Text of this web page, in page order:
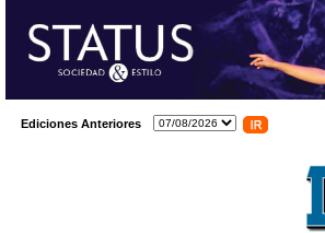
Ediciones Anteriores